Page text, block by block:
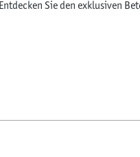
Sie den exklusiven